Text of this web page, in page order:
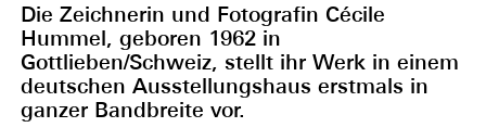
Die Zeichnerin und Fotografin Cécile
Hummel, geboren 1962 in
Gottlieben/Schweiz, stellt ihr Werk in einem
deutschen Ausstellungshaus erstmals in
ganzer Bandbreite vor.